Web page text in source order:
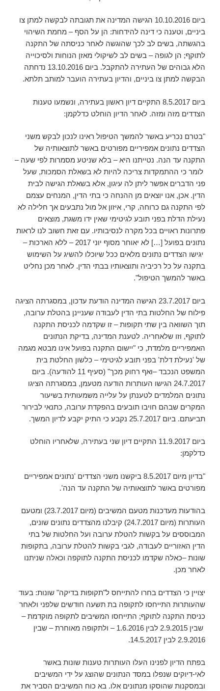
ביום 10.10.2016 הגישה המדינה את תגובתה לבקשה למתן צו
ביניים, וטענה כי דינה להידחות: הן על הסף – מחמת השיהוי
בהגשתה, בשים לב לכך שהוגשה לאחר כניסתה של התקנה
לתוקף; הן לגופה – בשים לב לשיקולי מאזן הנוחות ולסיכוייה
הלא גבוהים של העתירה להתקבל. ביום 13.10.2016 נדחתה
הבקשה למתן צו ביניים, והדיון בעתירה הועבר למותב תלתא.
ביום 8.5.2017 התקיים דיון ראשון בעתירה, ונשמעו טענות
הצדדים מזה ומזה. לאחר הדיון הוחלט כדלקמן:
"בטרם נכריע באשר להמשך הטיפול ראינו לנכון לבקש משני
הצדדים נתונים אמפיריים מפורטים באשר לתוצאותיה של
התקנה עד הנה. נטייתנו היא – בלא שניטע מסמרות לפי שעה –
לומר כי ההתמקדות צריכה להיות לא בשאלת הסמכות, שעל
פני הדברים אפשר ליתן לה עיגון, אלא בשאלת הגישה לבית
הדין. אכן, אנו יוצאים מן ההנחה כי בתי הדין, המנחים עצמם
לפי התקנה גם כרוחה, קרי, איזון אל מול נתבעים אך חלילה לא
נעילת הדלת בפני תובע לגיטימי שאין ידו משגת, מוצאים
פתרונות ראויים בכל מקרה לנסיבותיו. עם זאת חשוב לנו לראות
נתונים בפועל […] לא יאוחר מסוף יוני 2017 – ללא הארכות –
יגישו הצדדים נתונים מלאים ככל שיוכלו להשיג על השימוש
בתקנה על כל רכיביה ותוצאותיו בבתי הדין. לאחר מכן נחליט
באשר להמשך הטיפול".
ביום 23.7.2017 הגישה המדינה הודעת עדכון, במסגרתה הציגה
פילוח של החלטות בתי הדין לעבודה שעניינן בהטלת ערובה,
תוך השוואה בין שתי תקופות – זו שקדמה לכניסת התקנה
לתוקף, וזו שלאחריה. לטענת המדינה, בדיקת הנתונים
האמפיריים מלמדת, כי "יישום התקנה בפועל אינו מבטא מגמה
של 'נעילת דלת' בפני תובע לגיטימי – כלשון החלטת בית
המשפט הנכבד –ואף רחוק מכך" (סעיף 11 להודעה). ביום
24.7.2017 הגישו העותרות הודעה מטעמן, במסגרתה הציגו
נתונים המלמדים לטענתן על עלייה משמעותית בשיעור
המקרים שבהם חויבו תובעים בהפקדת ערובה, כתנאי לבירור
תביעתם. ביום 25.7.2017 נקבע כי התיק יקבע לדיון המשך.
ביום 11.9.2017 התקיים דיון שני בעתירה, שלאחריו הוחלט
כדלקמן:
"בדיון מיום 8.5.2017 ביקשנו משני הצדדים 'נתונים אמפיריים
מפורטים באשר לתוצאותיה של התקנה עד הנה'.
בהודעות מעדכנות מטעם המשיבים (מיום 23.7.2017) ומטעם
העותרות (מיום 24.7.2017) קיבלנו מהצדדים נתונים שונים,
המבוססים על בקשות להטלת ערובה ועל החלטות של בתי
הדין האזוריים לעבודה, לגבי בקשות להטלת ערובה, בתקופות
שונות –כאלה שקדמו לכניסת התקנה לתוקפה וכאלה שניתנו
לאחר מכן.
יצויין כי הצדדים בחרו להתייחס ל"תקופות בדיקה" שונות: בעוד
שהעותרות התייחסו לתקופה בת תשעה חודשים שלפני ולאחר
כניסת התקנה לתוקף; התייחסו המשיבים לתקופה מוקדמת –
שבין 2.9.2015 לבין 1.6.2016 – ולתקופה מאוחרת – שבין
2.9.2016 לבין 14.5.2017.
בפתח הדיון לפנינו העלו העותרות טענות שונות באשר
לאי-דיוקים שנפלו במסד הנתונים שהוצג על ידי המשיבים
ובמסקנות שהוסקו מנתונים אלו. בא כוח המשיבים הסביר את